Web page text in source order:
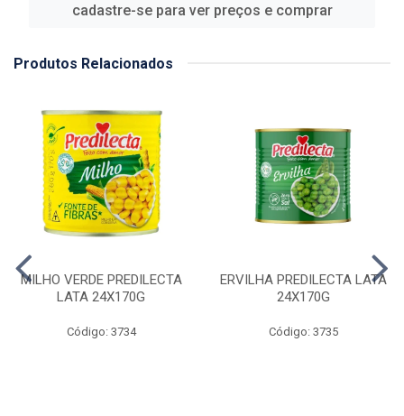
cadastre-se para ver preços e comprar
Produtos Relacionados
MILHO VERDE PREDILECTA
LATA 24X170G
Código: 3734
ERVILHA PREDILECTA LATA
24X170G
Código: 3735